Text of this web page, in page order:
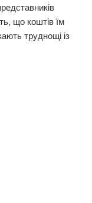
що коштів їм
труднощі із